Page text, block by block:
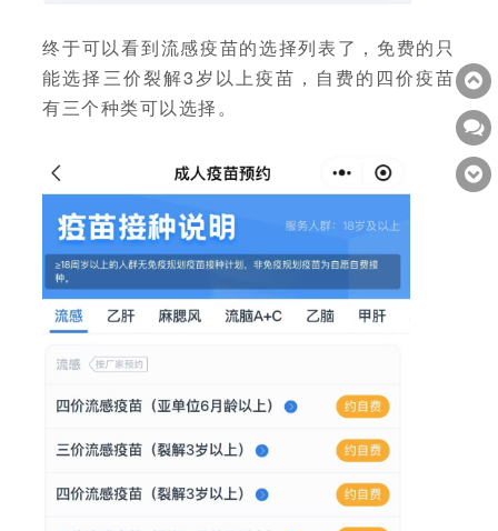
终于可以看到流感疫苗的选择列表了，免费的只
能选择三价裂解3岁以上疫苗，自费的四价疫苗
有三个种类可以选择。